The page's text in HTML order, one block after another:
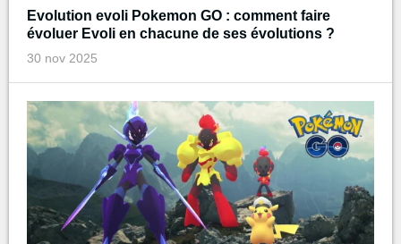
Evolution evoli Pokemon GO : comment faire
évoluer Evoli en chacune de ses évolutions ?
30 nov 2025